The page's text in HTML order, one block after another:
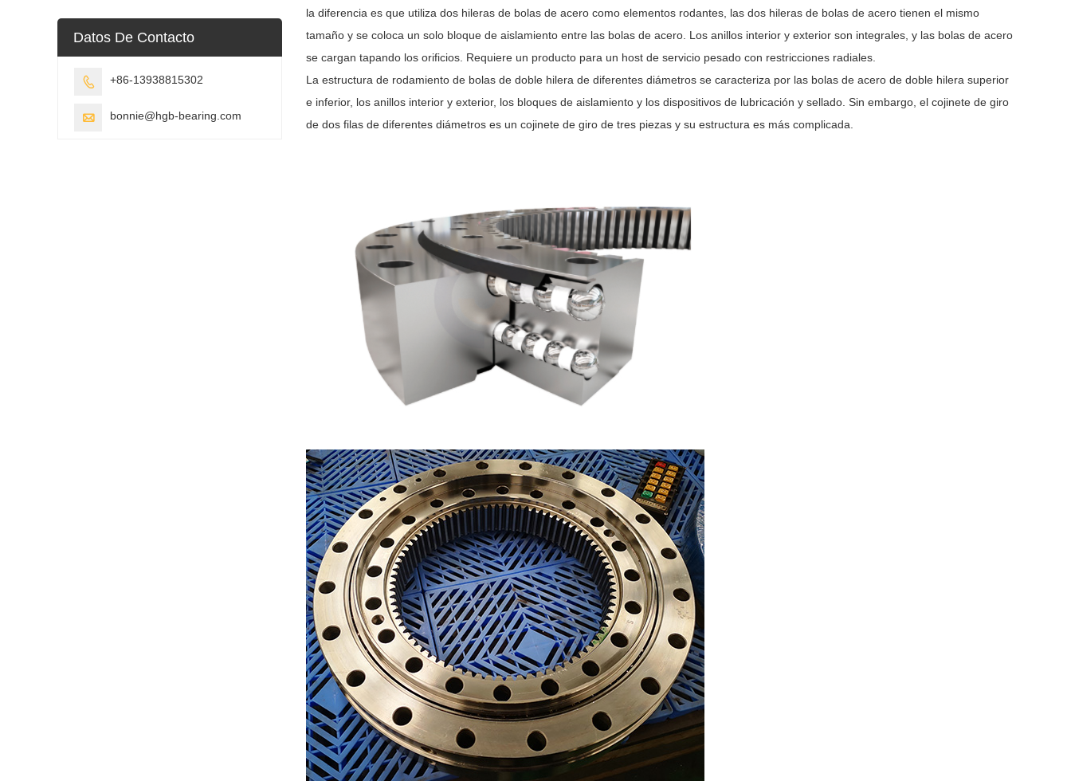
la diferencia es que utiliza dos hileras de bolas de acero como elementos rodantes, las dos hileras de bolas de acero tienen el mismo
tamaño y se coloca un solo bloque de aislamiento entre las bolas de acero. Los anillos interior y exterior son integrales, y las bolas de acero
se cargan tapando los orificios. Requiere un producto para un host de servicio pesado con restricciones radiales.
La estructura de rodamiento de bolas de doble hilera de diferentes diámetros se caracteriza por las bolas de acero de doble hilera superior
e inferior, los anillos interior y exterior, los bloques de aislamiento y los dispositivos de lubricación y sellado. Sin embargo, el cojinete de giro
de dos filas de diferentes diámetros es un cojinete de giro de tres piezas y su estructura es más complicada.
Datos De Contacto
 +86-13938815302
 bonnie@hgb-bearing.com